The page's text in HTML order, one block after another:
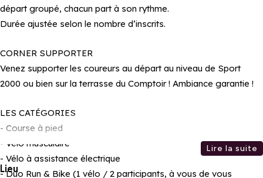
départ groupé, chacun part à son rythme.
Durée ajustée selon le nombre d’inscrits.
CORNER SUPPORTER
Venez supporter les coureurs au départ au niveau de Sport
2000 ou bien sur la terrasse du Comptoir ! Ambiance garantie !
LES CATÉGORIES
- Course à pied
- Vélo musculaire
- Vélo à assistance électrique
- Duo Run & Bike (1 vélo / 2 participants, à vous de vous
Lire la suite
Lieu